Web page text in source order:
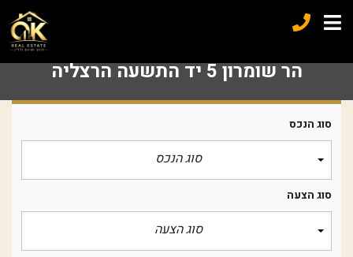
הר שומרון 5 יד התשעה הרצליה
סוג הנכס
סוג הנכס
סוג הצעה
סוג הצעה